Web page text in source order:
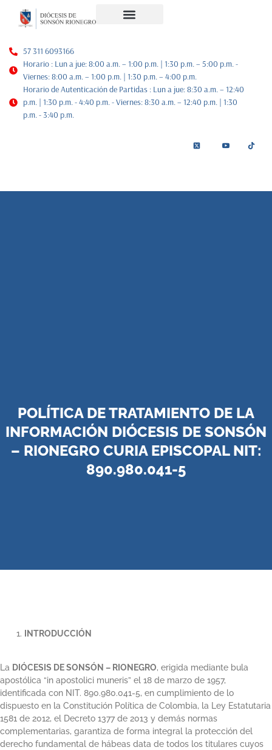
57 311 6093166
Horario : Lun a jue: 8:00 a.m. – 1:00 p.m. | 1:30 p.m. – 5:00 p.m. -
Viernes: 8:00 a.m. – 1:00 p.m. | 1:30 p.m. – 4:00 p.m.
Horario de Autenticación de Partidas : Lun a jue: 8:30 a.m. – 12:40
p.m. | 1:30 p.m. - 4:40 p.m. - Viernes: 8:30 a.m. – 12:40 p.m. | 1:30
p.m. - 3:40 p.m.
POLÍTICA DE TRATAMIENTO DE LA
INFORMACIÓN DIÓCESIS DE SONSÓN
– RIONEGRO CURIA EPISCOPAL NIT:
890.980.041-5
INTRODUCCIÓN
La DIÓCESIS DE SONSÓN – RIONEGRO, erigida mediante bula
apostólica “in apostolici muneris” el 18 de marzo de 1957,
identificada con NIT. 890.980.041-5, en cumplimiento de lo
dispuesto en la Constitución Política de Colombia, la Ley Estatutaria
1581 de 2012, el Decreto 1377 de 2013 y demás normas
complementarias, garantiza de forma integral la protección del
derecho fundamental de hábeas data de todos los titulares cuyos